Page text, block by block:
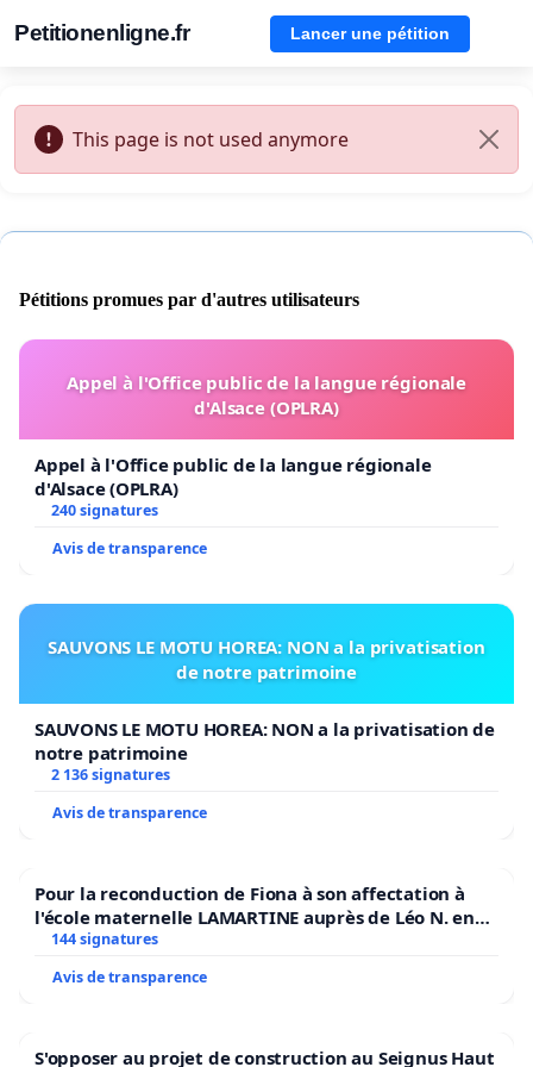
Petitionenligne.fr Lancer une pétition
This page is not used anymore
Pétitions promues par d'autres utilisateurs
Appel à l'Office public de la langue régionale
d'Alsace (OPLRA)
Appel à l'Office public de la langue régionale
d'Alsace (OPLRA)
240 signatures
Avis de transparence
SAUVONS LE MOTU HOREA: NON a la privatisation
de notre patrimoine
SAUVONS LE MOTU HOREA: NON a la privatisation de
notre patrimoine
2 136 signatures
Avis de transparence
Pour la reconduction de Fiona à son affectation à
l'école maternelle LAMARTINE auprès de Léo N. en
2026/2027
144 signatures
Avis de transparence
S'opposer au projet de construction au Seignus Haut